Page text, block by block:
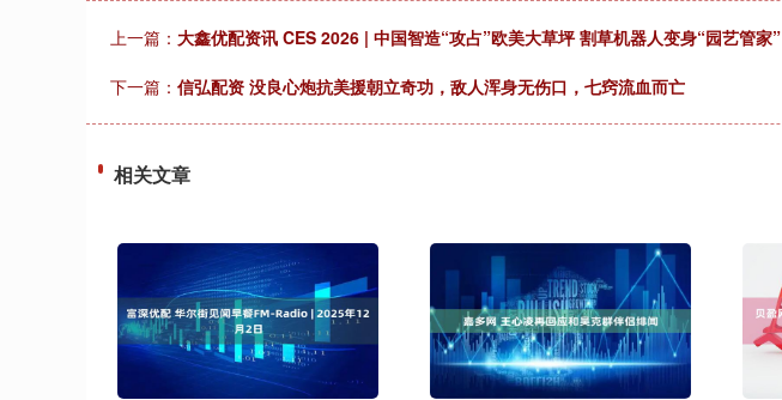
上一篇： 大鑫优配资讯 CES 2026 | 中国智造“攻占”欧美大草坪 割草机器人变身“园艺管家”
下一篇： 信弘配资 没良心炮抗美援朝立奇功，敌人浑身无伤口，七窍流血而亡
相关文章